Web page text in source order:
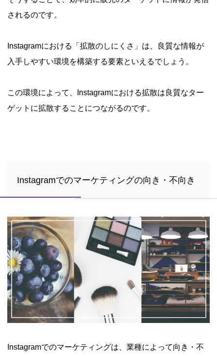
されるのです。
Instagramにおける「拡散のしにくさ」は、良質な情報が
入手しやすい環境を構築する要素といえるでしょう。
この環境によって、Instagramにおける拡散は良質なター
ゲットに拡散することにつながるのです。
Instagramでのマーケティングの向き・不向き
Instagramでのマーケティングは、業種によって向き・不